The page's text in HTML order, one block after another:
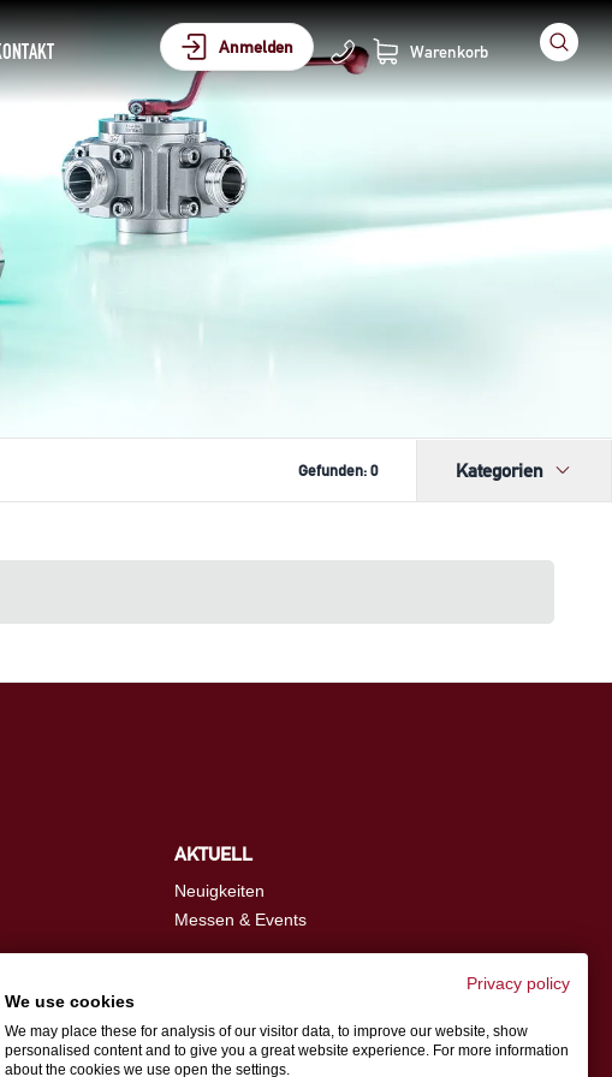
Anmelden Warenkorb
Gefunden:0 Kategorien
AKTUELL
Neuigkeiten
Messen & Events
Privacy policy
We use cookies
We may place these for analysis of our visitor data, to improve our website, show
personalised content and to give you a great website experience. For more information
about the cookies we use open the settings.